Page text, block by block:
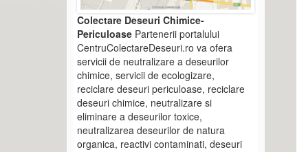
Colectare Deseuri Chimice-
Periculoase Partenerii portalului
CentruColectareDeseuri.ro va ofera
servicii de neutralizare a deseurilor
chimice, servicii de ecologizare,
reciclare deseuri periculoase, reciclare
deseuri chimice, neutralizare si
eliminare a deseurilor toxice,
neutralizarea deseurilor de natura
organica, reactivi contaminati, deseuri